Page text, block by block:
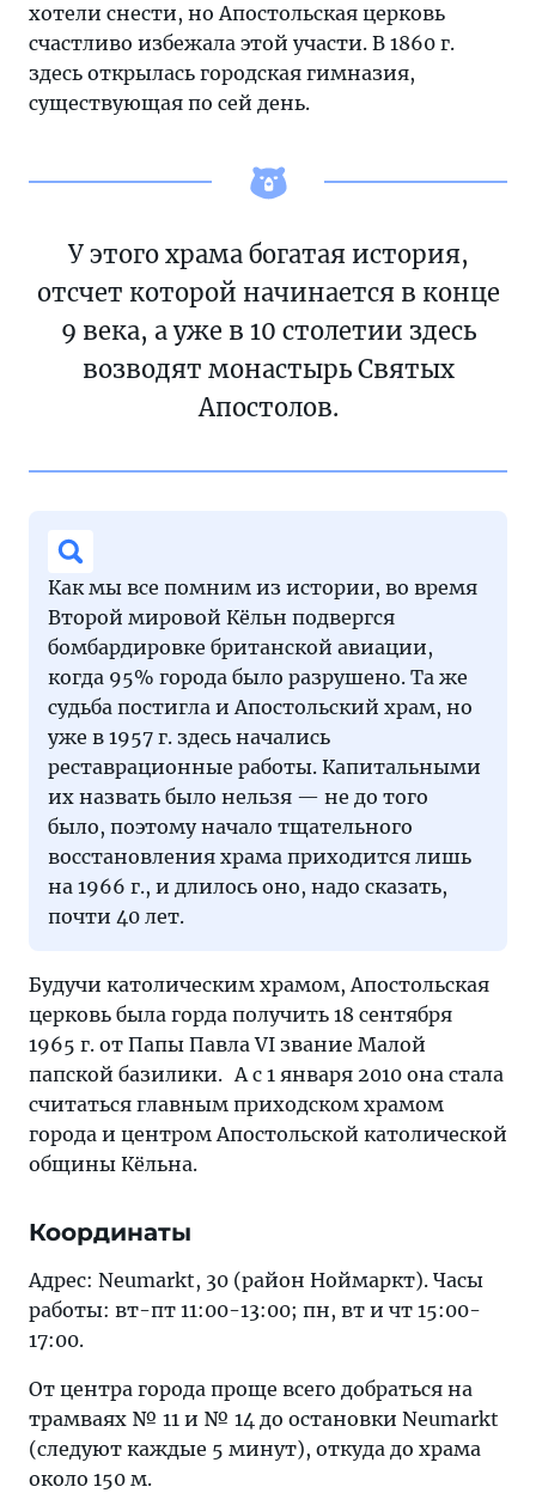
хотели снести, но Апостольская церковь
счастливо избежала этой участи. В 1860 г.
здесь открылась городская гимназия,
существующая по сей день.
У этого храма богатая история,
отсчет которой начинается в конце
9 века, а уже в 10 столетии здесь
возводят монастырь Святых
Апостолов.
Как мы все помним из истории, во время
Второй мировой Кёльн подвергся
бомбардировке британской авиации,
когда 95% города было разрушено. Та же
судьба постигла и Апостольский храм, но
уже в 1957 г. здесь начались
реставрационные работы. Капитальными
их назвать было нельзя — не до того
было, поэтому начало тщательного
восстановления храма приходится лишь
на 1966 г., и длилось оно, надо сказать,
почти 40 лет.
Будучи католическим храмом, Апостольская
церковь была горда получить 18 сентября
1965 г. от Папы Павла VI звание Малой
папской базилики. А с 1 января 2010 она стала
считаться главным приходском храмом
города и центром Апостольской католической
общины Кёльна.
Координаты
Адрес: Neumarkt, 30 (район Ноймаркт). Часы
работы: вт-пт 11:00-13:00; пн, вт и чт 15:00-
17:00.
От центра города проще всего добраться на
трамваях № 11 и № 14 до остановки Neumarkt
(следуют каждые 5 минут), откуда до храма
около 150 м.